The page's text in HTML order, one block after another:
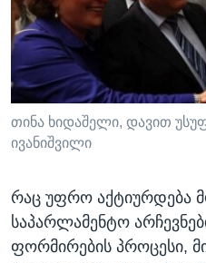
ᲡᲢᲣᲓᲘᲐ ᲕᲐᲨᲘᲜᲒᲢᲝᲜᲘ
ᲔᲙᲝᲜᲝᲛᲘᲙᲐ
ᲯᲐᲜᲛᲠᲗᲔᲚᲝᲑᲐ
ᲛᲔᲪᲜᲘᲔᲠᲔᲑᲐ
ᲘᲜᲢᲔᲠᲕᲘᲣ
ᲙᲣᲚᲢᲣᲠᲐ
ᲓᲔᲖᲘᲜᲤᲝᲠᲛᲐᲪᲘᲐ
Learning English
ᲗᲕᲐᲚᲘ ᲒᲕᲐᲓᲔᲕᲜᲔᲗ
თინა ხიდაშელი, დავით
ივანიშვილი
რაც უფრო აქტიურდება
საპარლამენტო
ფორმირების პროცესი,